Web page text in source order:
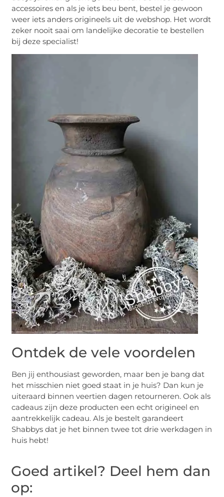
accessoires en als je iets beu bent, bestel je gewoon
weer iets anders origineels uit de webshop. Het wordt
zeker nooit saai om landelijke decoratie te bestellen
bij deze specialist!
Ontdek de vele voordelen
Ben jij enthousiast geworden, maar ben je bang dat
het misschien niet goed staat in je huis? Dan kun je
uiteraard binnen veertien dagen retourneren. Ook als
cadeaus zijn deze producten een echt origineel en
aantrekkelijk cadeau. Als je bestelt garandeert
Shabbys dat je het binnen twee tot drie werkdagen in
huis hebt!
Goed artikel? Deel hem dan
op: